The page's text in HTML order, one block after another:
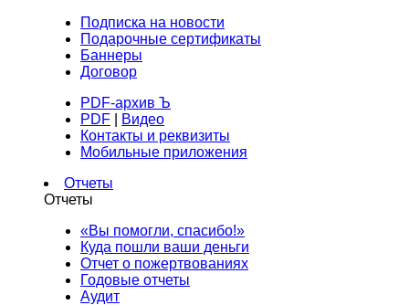
Подписка на новости
Подарочные сертификаты
Баннеры
Договор
PDF-архив Ъ
PDF
Видео
Контакты и реквизиты
Мобильные приложения
Отчеты
Отчеты
«Вы помогли, спасибо!»
Куда пошли ваши деньги
Отчет о пожертвованиях
Годовые отчеты
Аудит